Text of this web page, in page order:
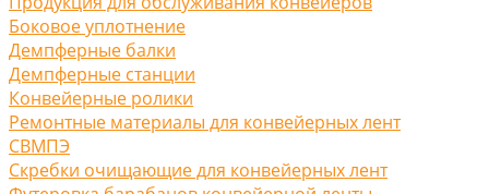
Боковое уплотнение
Демпферные балки
Демпферные станции
Конвейерные ролики
Ремонтные материалы для конвейерных лент
СВМПЭ
Скребки очищающие для конвейерных лент